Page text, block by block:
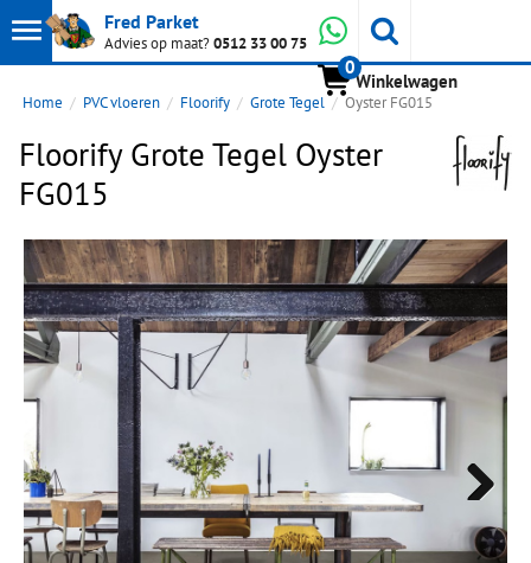
Toon
hoofdmenu
Fred Parket
Advies op maat?0512 33 00 75 Whatsapp
0
Winkelwagen
Home PVC vloeren Floorify Grote Tegel Oyster FG015
Floorify Grote Tegel Oyster
FG015
Next
Next